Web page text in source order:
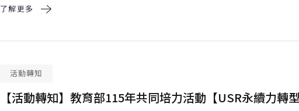
了解更多
活動轉知
【活動轉知】教育部115年共同培力活動【USR永續力轉